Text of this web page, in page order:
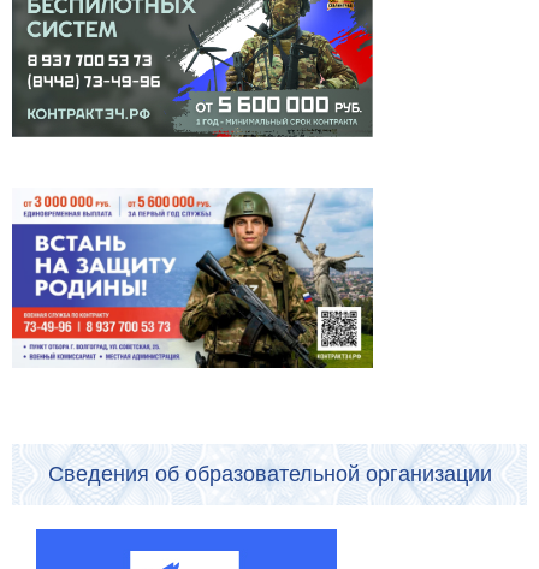
Сведения об образовательной организации